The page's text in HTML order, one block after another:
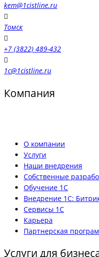
kem@1cistline.ru
Томск
+7 (3822) 489-432
1c@1cistline.ru
Компания
О компании
Услуги
Наши внедрения
Собственные
Обучение 1С
Внедрение 1С:
Сервисы 1С
Карьера
Партнерская
Услуги для